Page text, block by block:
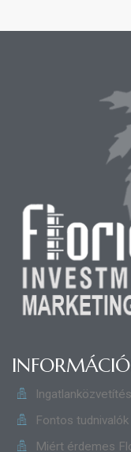
Fontos
Miért érdemes